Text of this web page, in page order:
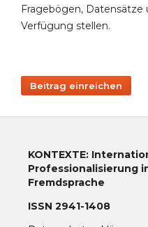
Fragebögen,
Verfügung stellen.
Beitrag einreichen
KONTEXTE:
Professionalisierung
Fremdsprache
ISSN 2941-1408